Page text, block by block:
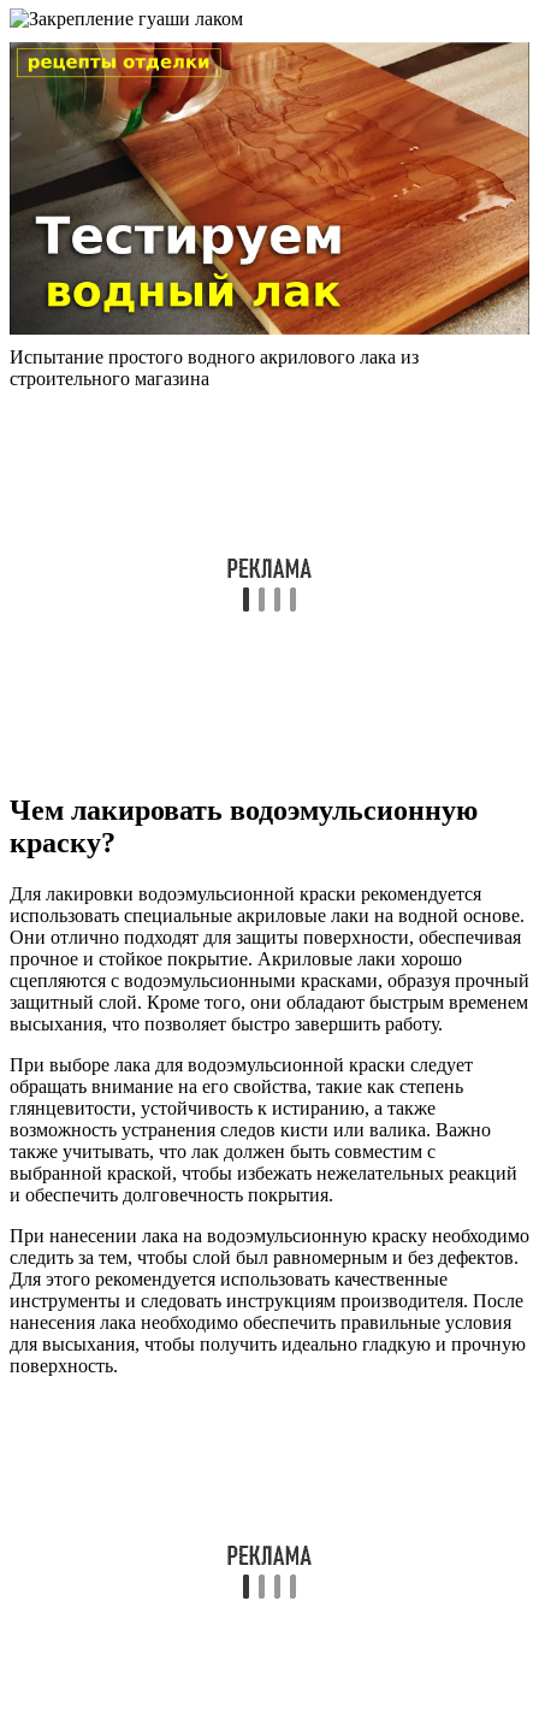
Испытание простого водного акрилового лака из
строительного магазина
Чем лакировать водоэмульсионную
краску?
Для лакировки водоэмульсионной краски рекомендуется
использовать специальные акриловые лаки на водной основе.
Они отлично подходят для защиты поверхности, обеспечивая
прочное и стойкое покрытие. Акриловые лаки хорошо
сцепляются с водоэмульсионными красками, образуя прочный
защитный слой. Кроме того, они обладают быстрым временем
высыхания, что позволяет быстро завершить работу.
При выборе лака для водоэмульсионной краски следует
обращать внимание на его свойства, такие как степень
глянцевитости, устойчивость к истиранию, а также
возможность устранения следов кисти или валика. Важно
также учитывать, что лак должен быть совместим с
выбранной краской, чтобы избежать нежелательных реакций
и обеспечить долговечность покрытия.
При нанесении лака на водоэмульсионную краску необходимо
следить за тем, чтобы слой был равномерным и без дефектов.
Для этого рекомендуется использовать качественные
инструменты и следовать инструкциям производителя. После
нанесения лака необходимо обеспечить правильные условия
для высыхания, чтобы получить идеально гладкую и прочную
поверхность.